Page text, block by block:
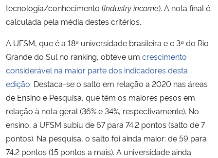
tecnologia/conhecimento (Industry income). A nota final é
calculada pela média destes critérios.
A UFSM, que é a 18ª universidade brasileira e e 3ª do Rio
Grande do Sul no ranking, obteve um crescimento
considerável na maior parte dos indicadores desta
edição. Destaca-se o salto em relação a 2020 nas áreas
de Ensino e Pesquisa, que têm os maiores pesos em
relação à nota geral (36% e 34%, respectivamente). No
ensino, a UFSM subiu de 67 para 74.2 pontos (salto de 7
pontos). Na pesquisa, o salto foi ainda maior: de 59 para
74.2 pontos (15 pontos a mais). A universidade ainda